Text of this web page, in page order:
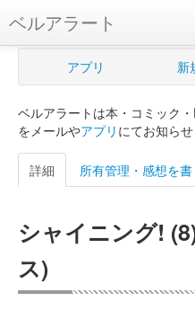
ベルアラート
ベルアラートとは
新規登録
ログイン
購入管理
Myシェルフ
アプリ 新
ベルアラートは本・コミック
をメールやアプリ にてお知ら
詳細 所有管理・感想を書
シャイニング!
ス)